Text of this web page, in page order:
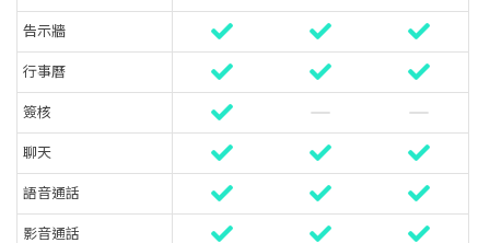
告示牆
行事曆
簽核
聊天
語音通話
影音通話